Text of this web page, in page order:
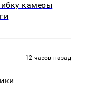
камеры
12 часов назад